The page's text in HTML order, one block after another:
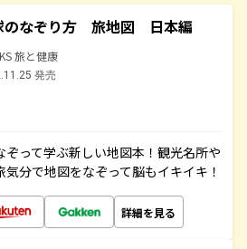
のなぞり方 旅地図 日本編
旅と健康
発売
ぞって学ぶ新しい地図本！観光名所や
分で地図をなぞって脳もイキイキ！
詳細を見る